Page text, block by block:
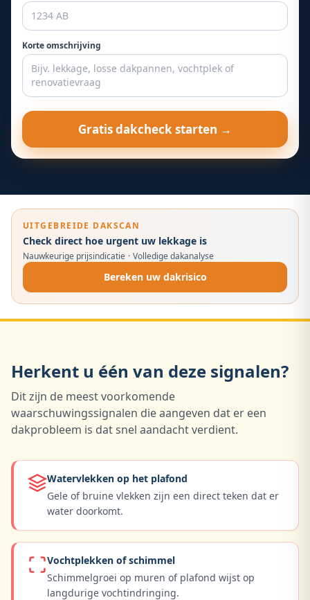
Korte omschrijving
Gratis dakcheck starten →
UITGEBREIDE DAKSCAN
Check direct hoe urgent uw lekkage is
Nauwkeurige prijsindicatie · Volledige dakanalyse
Bereken uw dakrisico
Herkent u één van deze signalen?
Dit zijn de meest voorkomende
waarschuwingssignalen die aangeven dat er een
dakprobleem is dat snel aandacht verdient.
Watervlekken op het plafond
Gele of bruine vlekken zijn een direct teken dat er
water doorkomt.
Vochtplekken of schimmel
Schimmelgroei op muren of plafond wijst op
langdurige vochtindringing.